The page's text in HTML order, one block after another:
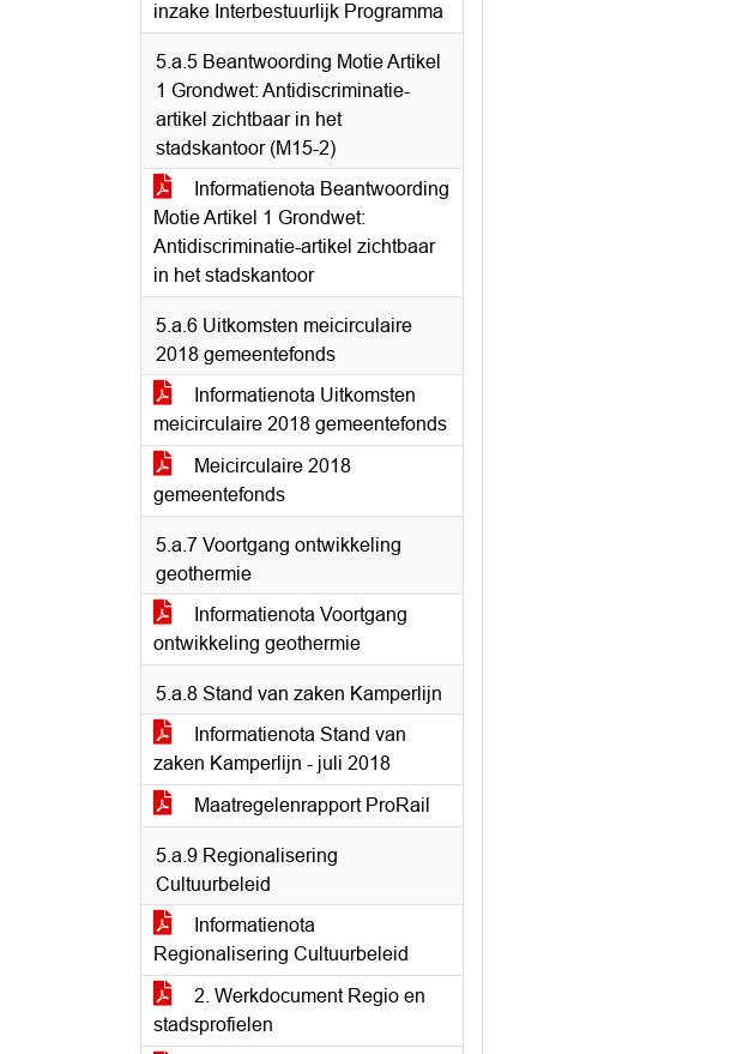
inzake Interbestuurlijk Programma
5.a.5 Beantwoording Motie Artikel
1 Grondwet: Antidiscriminatie-
artikel zichtbaar in het
stadskantoor (M15-2)
Informatienota Beantwoording
Motie Artikel 1 Grondwet:
Antidiscriminatie-artikel zichtbaar
in het stadskantoor
5.a.6 Uitkomsten meicirculaire
2018 gemeentefonds
Informatienota Uitkomsten
meicirculaire 2018 gemeentefonds
Meicirculaire 2018
gemeentefonds
5.a.7 Voortgang ontwikkeling
geothermie
Informatienota Voortgang
ontwikkeling geothermie
5.a.8 Stand van zaken Kamperlijn
Informatienota Stand van
zaken Kamperlijn - juli 2018
Maatregelenrapport ProRail
5.a.9 Regionalisering
Cultuurbeleid
Informatienota
Regionalisering Cultuurbeleid
2. Werkdocument Regio en
stadsprofielen